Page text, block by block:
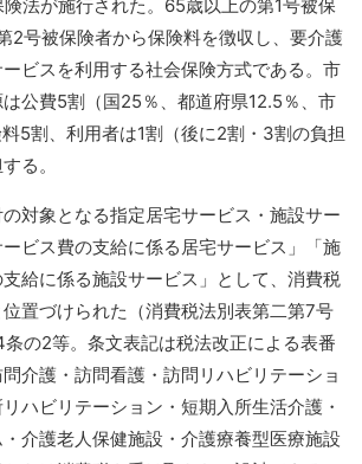
法が施行された。65歳以上の第1号被保
2号被保険者から保険料を徴収し、要介護
ビスを利用する社会保険方式である。市
公費5割（国25％、都道府県12.5％、市
5割、利用者は1割（後に2割・3割の負担
る。
対象となる指定居宅サービス・施設サー
ビス費の支給に係る居宅サービス」「施
給に係る施設サービス」として、消費税
置づけられた（消費税法別表第二第7号
の2等。条文表記は税法改正による表番
介護・訪問看護・訪問リハビリテーショ
ハビリテーション・短期入所生活介護・
介護老人保健施設・介護療養型医療施設